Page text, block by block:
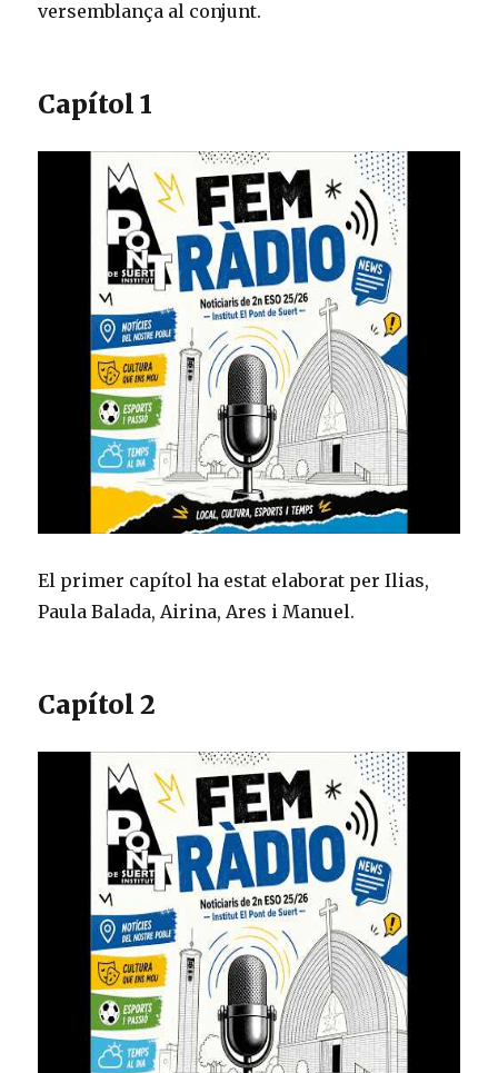
versemblança al conjunt.
Capítol 1
El primer capítol ha estat elaborat per Ilias,
Paula Balada, Airina, Ares i Manuel.
Capítol 2